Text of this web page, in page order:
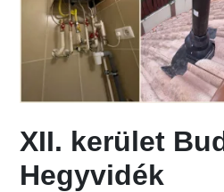
XII. kerület
Hegyvidék